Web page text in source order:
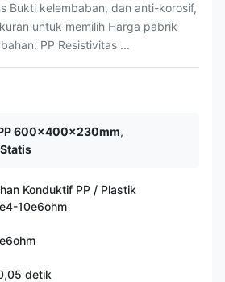
Bukti kelembaban, dan anti-korosif,
untuk memilih Harga pabrik
PP Resistivitas ...
600x400x230mm,
Konduktif PP / Plastik
10e6ohm
detik